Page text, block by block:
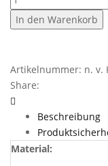
Familie
art
In den Warenkorb
Artikelnummer: n. v.
Share:
Beschreibung
Material: